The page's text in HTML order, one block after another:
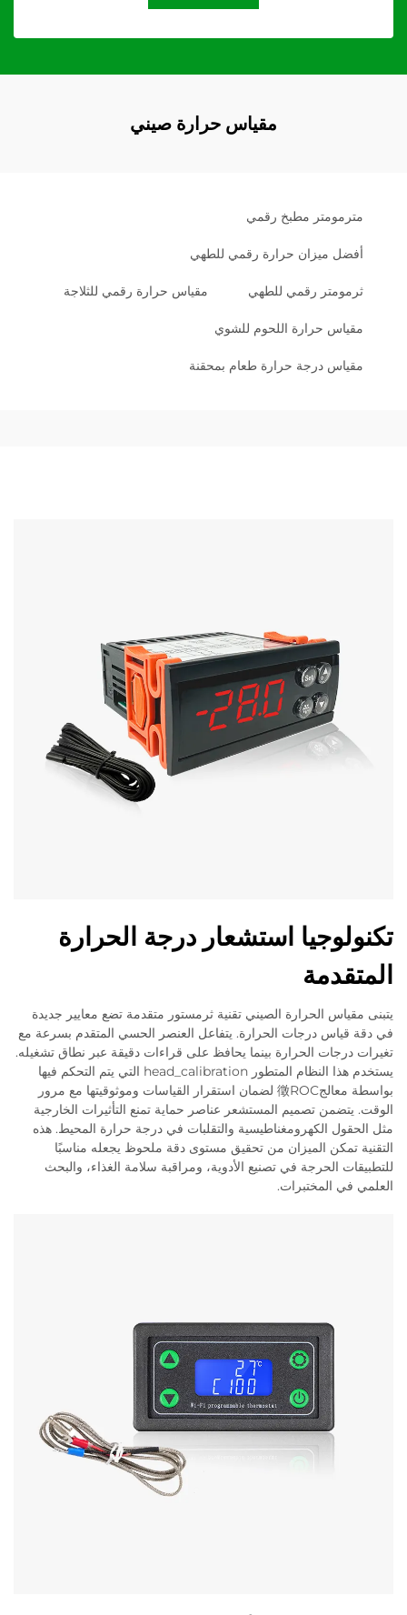
مقياس حرارة صيني
مترمومتر مطبخ رقمي
أفضل ميزان حرارة رقمي للطهي
ثرمومتر رقمي للطهي مقياس حرارة رقمي للثلاجة
مقياس حرارة اللحوم للشوي
مقياس درجة حرارة طعام بمحقنة
تكنولوجيا استشعار درجة الحرارة
المتقدمة
يتبنى مقياس الحرارة الصيني تقنية ثرمستور متقدمة تضع معايير جديدة
في دقة قياس درجات الحرارة. يتفاعل العنصر الحسي المتقدم بسرعة مع
تغيرات درجات الحرارة بينما يحافظ على قراءات دقيقة عبر نطاق تشغيله.
يستخدم هذا النظام المتطور head_calibration التي يتم التحكم فيها
بواسطة معالج徵ROC لضمان استقرار القياسات وموثوقيتها مع مرور
الوقت. يتضمن تصميم المستشعر عناصر حماية تمنع التأثيرات الخارجية
مثل الحقول الكهرومغناطيسية والتقلبات في درجة حرارة المحيط. هذه
التقنية تمكن الميزان من تحقيق مستوى دقة ملحوظ يجعله مناسبًا
للتطبيقات الحرجة في تصنيع الأدوية، ومراقبة سلامة الغذاء، والبحث
العلمي في المختبرات.